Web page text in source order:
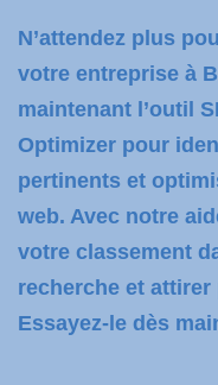
N’attendez plus
votre entreprise à
maintenant l’outil
Optimizer pour
pertinents et
web. Avec notre
votre classement
recherche et
Essayez-le dès